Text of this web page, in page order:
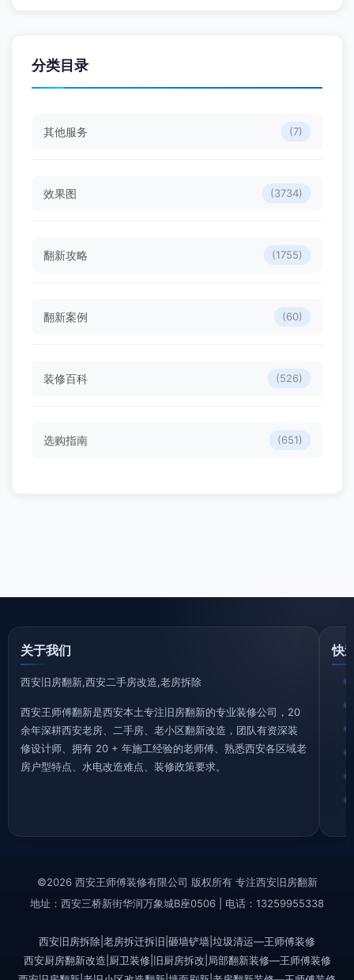
分类目录
其他服务 (7)
效果图 (3734)
翻新攻略 (1755)
翻新案例 (60)
装修百科 (526)
选购指南 (651)
关于我们
西安旧房翻新,西安二手房改造,老房拆除
西安王师傅翻新是西安本土专注旧房翻新的专业装修公司，20
余年深耕西安老房、二手房、老小区翻新改造，团队有资深装
修设计师、拥有 20 + 年施工经验的老师傅、熟悉西安各区域老
房户型特点、水电改造难点、装修政策要求。
快
©2026 西安王师傅装修有限公司 版权所有 专注西安旧房翻新
地址：西安三桥新街华润万象城B座0506 | 电话：13259955338
西安旧房拆除|老房拆迁拆旧|砸墙铲墙|垃圾清运—王师傅装修
西安厨房翻新改造|厨卫装修|旧厨房拆改|局部翻新装修—王师傅装修